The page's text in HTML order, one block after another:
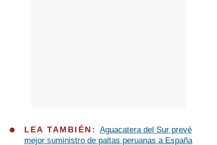
LEA TAMBIÉN: Aguacatera del Sur prevé
mejor suministro de paltas peruanas a España